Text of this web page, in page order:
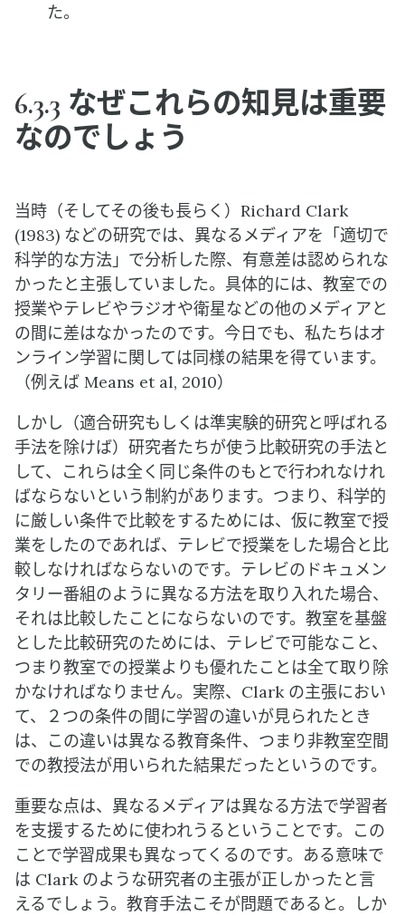
た。
6.3.3 なぜこれらの知見は重要
なのでしょう
当時（そしてその後も長らく）Richard Clark
(1983) などの研究では、異なるメディアを「適切で
科学的な方法」で分析した際、有意差は認められな
かったと主張していました。具体的には、教室での
授業やテレビやラジオや衛星などの他のメディアと
の間に差はなかったのです。今日でも、私たちはオ
ンライン学習に関しては同様の結果を得ています。
（例えば Means et al, 2010）
しかし（適合研究もしくは準実験的研究と呼ばれる
手法を除けば）研究者たちが使う比較研究の手法と
して、これらは全く同じ条件のもとで行われなけれ
ばならないという制約があります。つまり、科学的
に厳しい条件で比較をするためには、仮に教室で授
業をしたのであれば、テレビで授業をした場合と比
較しなければならないのです。テレビのドキュメン
タリー番組のように異なる方法を取り入れた場合、
それは比較したことにならないのです。教室を基盤
とした比較研究のためには、テレビで可能なこと、
つまり教室での授業よりも優れたことは全て取り除
かなければなりません。実際、Clark の主張におい
て、２つの条件の間に学習の違いが見られたとき
は、この違いは異なる教育条件、つまり非教室空間
での教授法が用いられた結果だったというのです。
重要な点は、異なるメディアは異なる方法で学習者
を支援するために使われうるということです。この
ことで学習成果も異なってくるのです。ある意味で
は Clark のような研究者の主張が正しかったと言
えるでしょう。教育手法こそが問題であると。しか